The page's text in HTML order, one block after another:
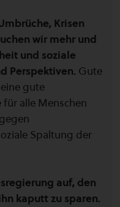
Krisen
wir mehr und
und soziale
Perspektiven. Gute
gute
für alle Menschen
Spaltung der
auf, den
kaputt zu sparen.